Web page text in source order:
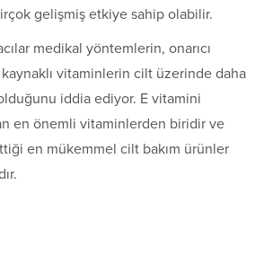
gelişmiş etkiye sahip olabilir.
medikal yöntemlerin, onarıcı
vitaminlerin cilt üzerinde daha
iddia ediyor. E vitamini
en önemli vitaminlerden biridir ve
en mükemmel cilt bakım ürünler